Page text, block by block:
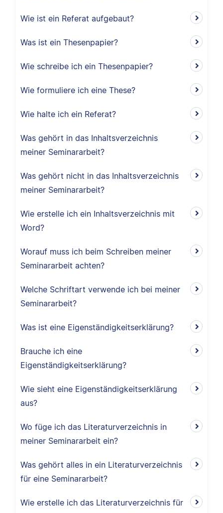
Wie ist ein Referat aufgebaut?
Was ist ein Thesenpapier?
Wie schreibe ich ein Thesenpapier?
Wie formuliere ich eine These?
Wie halte ich ein Referat?
Was gehört in das Inhaltsverzeichnis
meiner Seminararbeit?
Was gehört nicht in das Inhaltsverzeichnis
meiner Seminararbeit?
Wie erstelle ich ein Inhaltsverzeichnis mit
Word?
Worauf muss ich beim Schreiben meiner
Seminararbeit achten?
Welche Schriftart verwende ich bei meiner
Seminararbeit?
Was ist eine Eigenständigkeitserklärung?
Brauche ich eine
Eigenständigkeitserklärung?
Wie sieht eine Eigenständigkeitserklärung
aus?
Wo füge ich das Literaturverzeichnis in
meiner Seminararbeit ein?
Was gehört alles in ein Literaturverzeichnis
für eine Seminararbeit?
Wie erstelle ich das Literaturverzeichnis für